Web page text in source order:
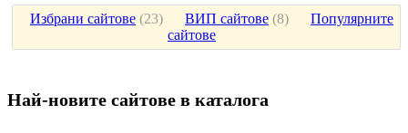
Избрани сайтове (23) ВИП сайтове (8) Популярните
сайтове
Най-новите сайтoве в каталога